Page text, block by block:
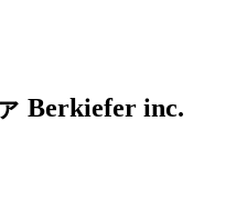
Berkiefer inc.